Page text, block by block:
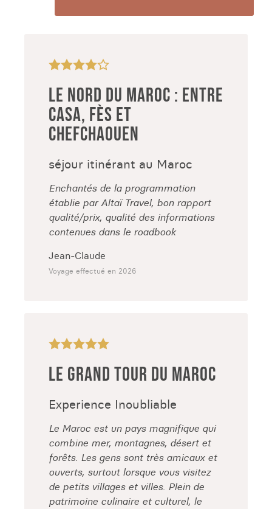
LE NORD DU MAROC : ENTRE
CASA, FÈS ET
CHEFCHAOUEN
séjour itinérant au Maroc
Enchantés de la programmation
établie par Altaï Travel, bon rapport
qualité/prix, qualité des informations
contenues dans le roadbook
Jean-Claude
Voyage effectué en 2026
LE GRAND TOUR DU MAROC
Experience Inoubliable
Le Maroc est un pays magnifique qui
combine mer, montagnes, désert et
forêts. Les gens sont très amicaux et
ouverts, surtout lorsque vous visitez
de petits villages et villes. Plein de
patrimoine culinaire et culturel, le